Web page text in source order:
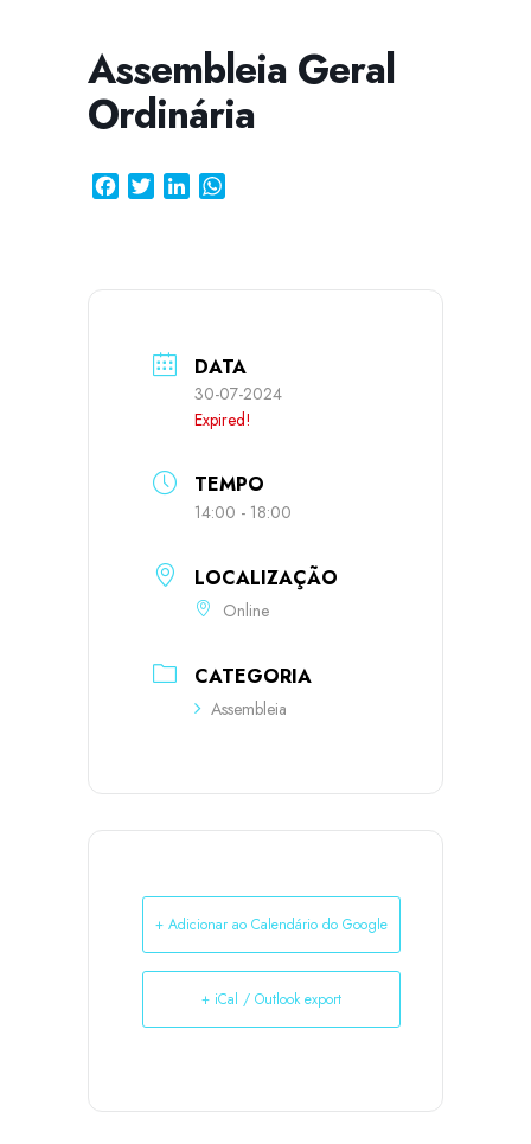
Assembleia Geral
Ordinária
FacebookTwitterLinkedIn
DATA
30-07-2024
Expired!
TEMPO
14:00 - 18:00
LOCALIZAÇÃO
Online
CATEGORIA
Assembleia
+ Adicionar ao Calendário do Google
+ iCal / Outlook export
CISSA
Assistente Virtual do CISAB